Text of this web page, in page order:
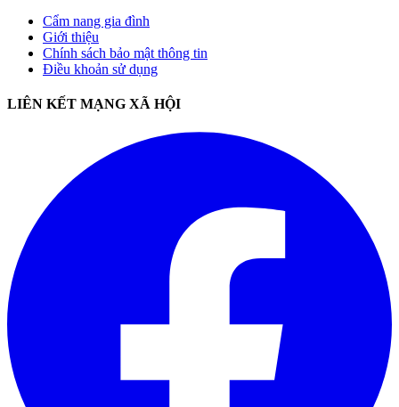
Cẩm nang gia đình
Giới thiệu
Chính sách bảo mật thông tin
Điều khoản sử dụng
LIÊN KẾT MẠNG XÃ HỘI